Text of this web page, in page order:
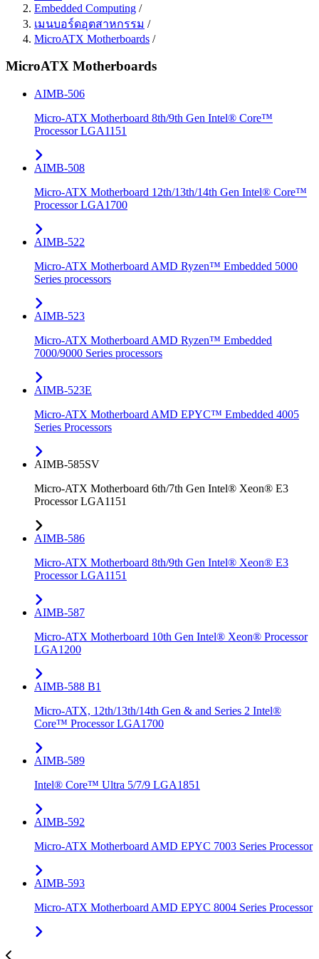
Embedded Computing /
เมนบอร์ดอุตสาหกรรม /
MicroATX Motherboards /
MicroATX Motherboards
AIMB-506
Micro-ATX Motherboard 8th/9th Gen Intel® Core™
Processor LGA1151
AIMB-508
Micro-ATX Motherboard 12th/13th/14th Gen Intel® Core™
Processor LGA1700
AIMB-522
Micro-ATX Motherboard AMD Ryzen™ Embedded 5000
Series processors
AIMB-523
Micro-ATX Motherboard AMD Ryzen™ Embedded
7000/9000 Series processors
AIMB-523E
Micro-ATX Motherboard AMD EPYC™ Embedded 4005
Series Processors
AIMB-585SV
Micro-ATX Motherboard 6th/7th Gen Intel® Xeon® E3
Processor LGA1151
AIMB-586
Micro-ATX Motherboard 8th/9th Gen Intel® Xeon® E3
Processor LGA1151
AIMB-587
Micro-ATX Motherboard 10th Gen Intel® Xeon® Processor
LGA1200
AIMB-588 B1
Micro-ATX, 12th/13th/14th Gen & and Series 2 Intel®
Core™ Processor LGA1700
AIMB-589
Intel® Core™ Ultra 5/7/9 LGA1851
AIMB-592
Micro-ATX Motherboard AMD EPYC 7003 Series Processor
AIMB-593
Micro-ATX Motherboard AMD EPYC 8004 Series Processor